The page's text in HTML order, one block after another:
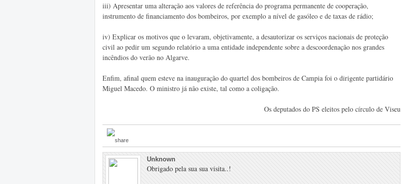
iii) Apresentar uma alteração aos valores de referência do programa permanente de cooperação,
instrumento de financiamento dos bombeiros, por exemplo a nível de gasóleo e de taxas de rádio;
iv) Explicar os motivos que o levaram, objetivamente, a desautorizar os serviços nacionais de proteção
civil ao pedir um segundo relatório a uma entidade independente sobre a descoordenação nos grandes
incêndios do verão no Algarve.
Enfim, afinal quem esteve na inauguração do quartel dos bombeiros de Campia foi o dirigente partidário
Miguel Macedo. O ministro já não existe, tal como a coligação.
Os deputados do PS eleitos pelo círculo de Viseu
Unknown
Obrigado pela sua sua visita..!